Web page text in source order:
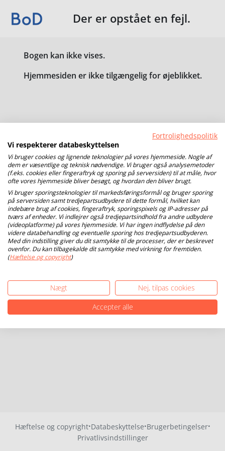
Der er opstået en fejl.
Bogen kan ikke vises.
Hjemmesiden er ikke tilgængelig for øjeblikket.
Hæftelse og copyright·Databeskyttelse·Brugerbetingelser·
Privatlivsindstillinger
Fortrolighedspolitik
Vi respekterer databeskyttelsen
Vi bruger cookies og lignende teknologier på vores hjemmeside. Nogle af
dem er væsentlige og teknisk nødvendige. Vi bruger også analysemetoder
(f.eks. cookies eller fingeraftryk og sporing på serversiden) til at måle, hvor
ofte vores hjemmeside bliver besøgt, og hvordan den bliver brugt.
Vi bruger sporingsteknologier til markedsføringsformål og bruger sporing
på serversiden samt tredjepartsudbydere til dette formål, hvilket kan
indebære brug af cookies, fingeraftryk, sporingspixels og IP-adresser på
tværs af enheder. Vi indlejrer også tredjepartsindhold fra andre udbydere
(videoplatforme) på vores hjemmeside. Vi har ingen indflydelse på den
videre databehandling og eventuelle sporing hos tredjepartsudbyderen.
Med din indstilling giver du dit samtykke til de processer, der er beskrevet
ovenfor. Du kan tilbagekalde dit samtykke med virkning for fremtiden.
(Hæftelse og copyright)
Nægt
Nej, tilpas cookies
Accepter alle